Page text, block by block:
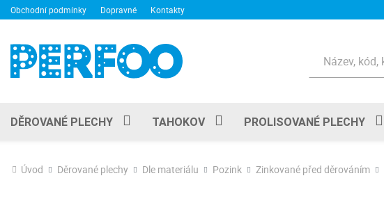
Obchodní podmínky Dopravné Kontakty
DĚROVANÉ PLECHY TAHOKOV PROLISOVANÉ PLECHY
Úvod Děrované plechy Dle materiálu Pozink Zinkované před děrováním